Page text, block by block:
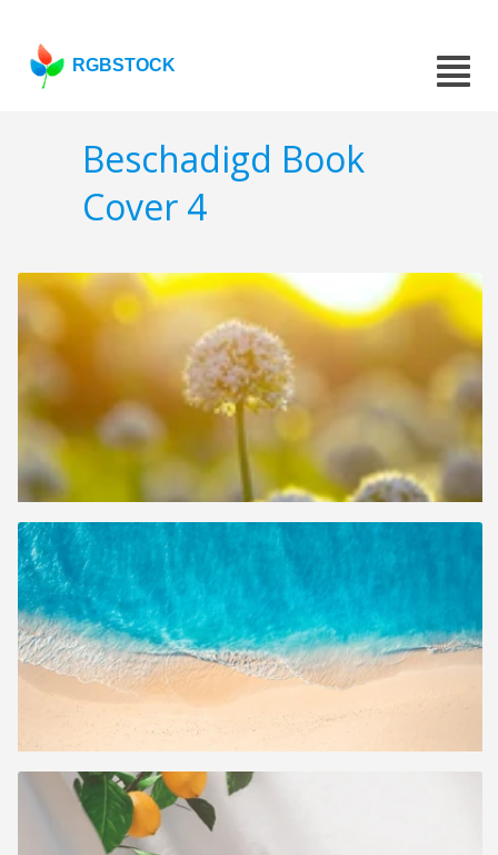
RGBSTOCK
Beschadigd Book
Cover 4